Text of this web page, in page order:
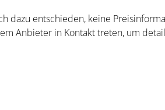
dazu entschieden, keine
Anbieter in Kontakt treten, um